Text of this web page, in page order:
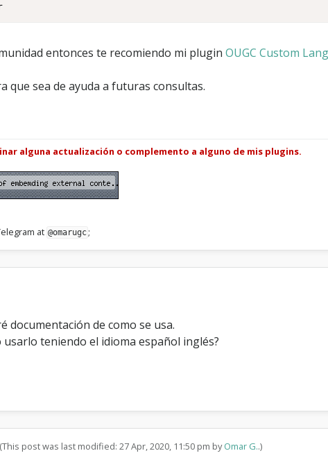
entonces te recomiendo mi plugin OUGC Custom
que sea de ayuda a futuras consultas.
alguna actualización o complemento a alguno de mis plugins.
at @omarugc ;
de como se usa.
teniendo el idioma español inglés?
(This post was last modified: 27 Apr, 2020, 11:50 pm byOmar G..)